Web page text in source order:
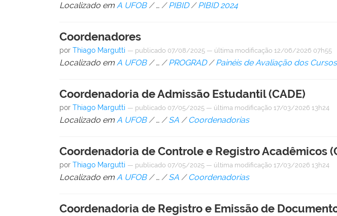
Localizado em A UFOB /…/PIBID /PIBID 2024
Coordenadores
porThiago Margutti — publicado 07/08/2025 — última modificação 12/06/2026 07h55
Localizado em A UFOB /…/PROGRAD /Painéis de Avaliação dos Cursos
Coordenadoria de Admissão Estudantil (CADE)
porThiago Margutti — publicado 07/05/2025 — última modificação 17/03/2026 13h24
Localizado em A UFOB /…/SA / Coordenadorias
Coordenadoria de Controle e Registro Acadêmicos
porThiago Margutti — publicado 07/05/2025 — última modificação 17/03/2026 13h24
Localizado em A UFOB /…/SA / Coordenadorias
Coordenadoria de Registro e Emissão de